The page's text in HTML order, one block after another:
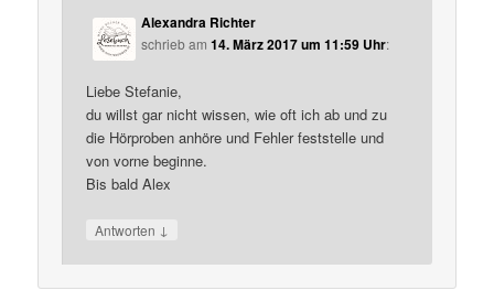
Alexandra Richter
schriebam14. März 2017 um 11:59 Uhr:
Liebe Stefanie,
du willst gar nicht wissen, wie oft ich ab und zu
die Hörproben anhöre und Fehler feststelle und
von vorne beginne.
Bis bald Alex
Antworten ↓